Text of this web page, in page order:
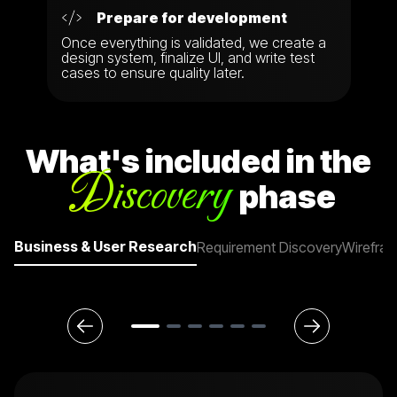
Prepare for development
Once everything is validated, we create a
design system, finalize UI, and write test
cases to ensure quality later.
What's included in the
Discoveryphase
Business & User ResearchRequirement Discovery